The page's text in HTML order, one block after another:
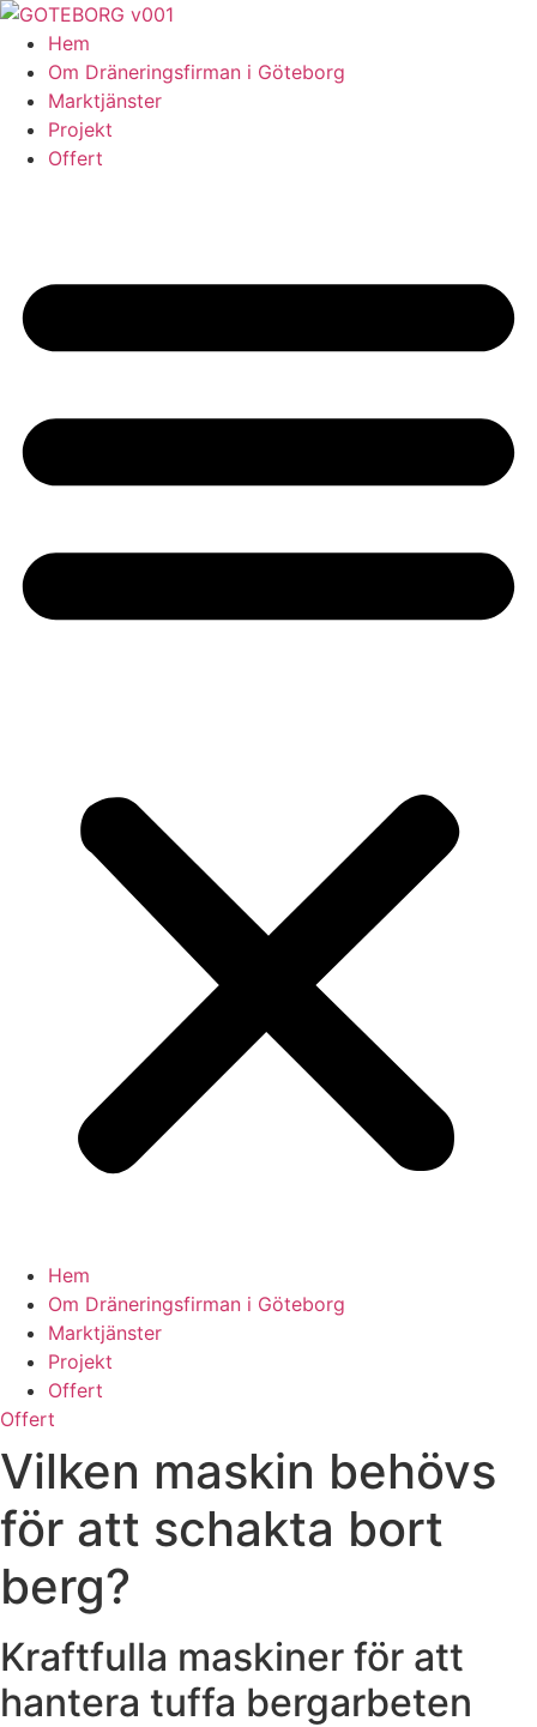
Skip
content
Hem
Om Dräneringsfirman i Göteborg
Marktjänster
Projekt
Offert
Hem
Om Dräneringsfirman i Göteborg
Marktjänster
Projekt
Offert
Offert
Vilken maskin behövs
för att schakta bort
berg?
Kraftfulla maskiner för att
hantera tuffa bergarbeten